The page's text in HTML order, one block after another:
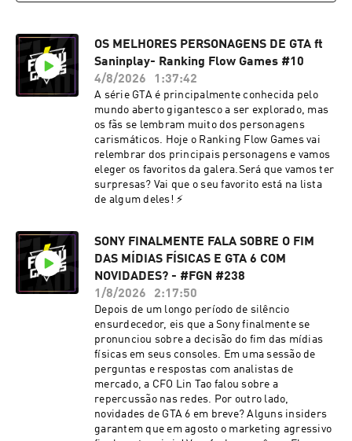
OS MELHORES PERSONAGENS DE GTA ft
Saninplay- Ranking Flow Games #10
4/8/2026
1:37:42
A série GTA é principalmente conhecida pelo
mundo aberto gigantesco a ser explorado, mas
os fãs se lembram muito dos personagens
carismáticos. Hoje o Ranking Flow Games vai
relembrar dos principais personagens e vamos
eleger os favoritos da galera.Será que vamos ter
surpresas? Vai que o seu favorito está na lista
de algum deles! ⚡
SONY FINALMENTE FALA SOBRE O FIM
DAS MÍDIAS FÍSICAS E GTA 6 COM
NOVIDADES? - #FGN #238
1/8/2026
2:17:50
Depois de um longo período de silêncio
ensurdecedor, eis que a Sony finalmente se
pronunciou sobre a decisão do fim das mídias
físicas em seus consoles. Em uma sessão de
perguntas e respostas com analistas de
mercado, a CFO Lin Tao falou sobre a
repercussão nas redes. Por outro lado,
novidades de GTA 6 em breve? Alguns insiders
garantem que em agosto o marketing agressivo